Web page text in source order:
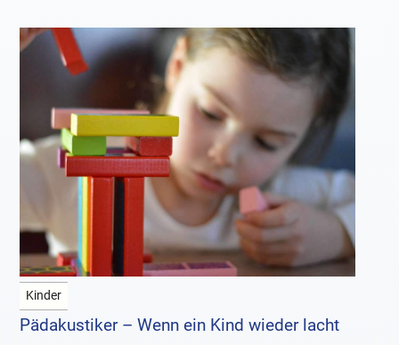
Kinder
Pädakustiker – Wenn ein Kind wieder lacht